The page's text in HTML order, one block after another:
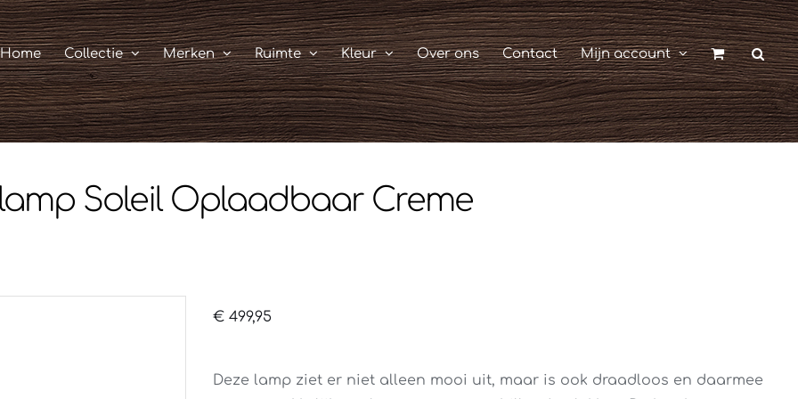
Home Collectie Merken Ruimte Kleur Over ons Contact Mijn account
Soleil Oplaadbaar Creme
€ 499,95
Deze lamp ziet er niet alleen mooi uit, maar is ook draadloos en daarmee